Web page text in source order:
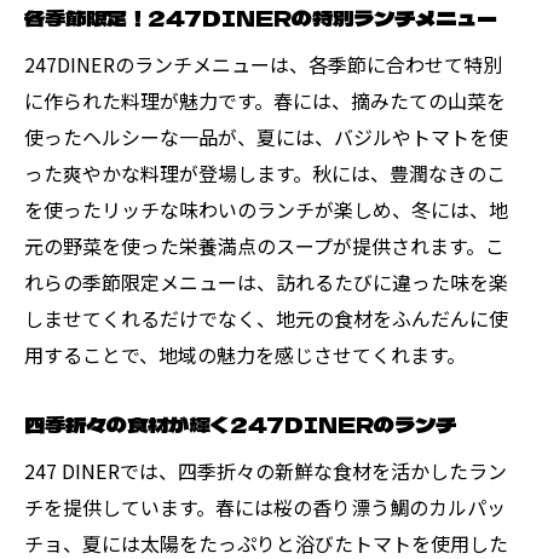
各季節限定！247DINERの特別ランチメニュー
247DINERのランチメニューは、各季節に合わせて特別
に作られた料理が魅力です。春には、摘みたての山菜を
使ったヘルシーな一品が、夏には、バジルやトマトを使
った爽やかな料理が登場します。秋には、豊潤なきのこ
を使ったリッチな味わいのランチが楽しめ、冬には、地
元の野菜を使った栄養満点のスープが提供されます。こ
れらの季節限定メニューは、訪れるたびに違った味を楽
しませてくれるだけでなく、地元の食材をふんだんに使
用することで、地域の魅力を感じさせてくれます。
四季折々の食材が輝く247DINERのランチ
247 DINERでは、四季折々の新鮮な食材を活かしたラン
チを提供しています。春には桜の香り漂う鯛のカルパッ
チョ、夏には太陽をたっぷりと浴びたトマトを使用した